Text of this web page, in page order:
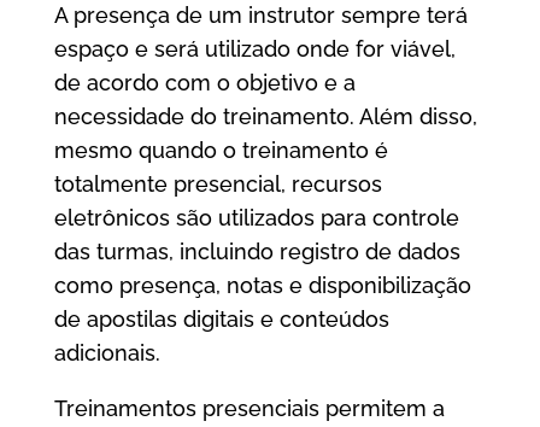
A presença de um instrutor sempre terá
espaço e será utilizado onde for viável,
de acordo com o objetivo e a
necessidade do treinamento. Além disso,
mesmo quando o treinamento é
totalmente presencial, recursos
eletrônicos são utilizados para controle
das turmas, incluindo registro de dados
como presença, notas e disponibilização
de apostilas digitais e conteúdos
adicionais.
Treinamentos presenciais permitem a